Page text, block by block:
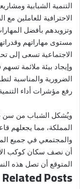
التنمية الشبابية
وتزويدهم بأفضل
مستوى مهاراتهم
الاجتماعية تسعى إلى
وإيجاد بيئة ملائمة
الضرورية والمناسبة
رفع مؤشرات أداء
المملكة، مما يجعلهم
والمجتمعي في جميع
المتوقع أن تصل هذه النسبة إلى 57% بحلول
Related Posts